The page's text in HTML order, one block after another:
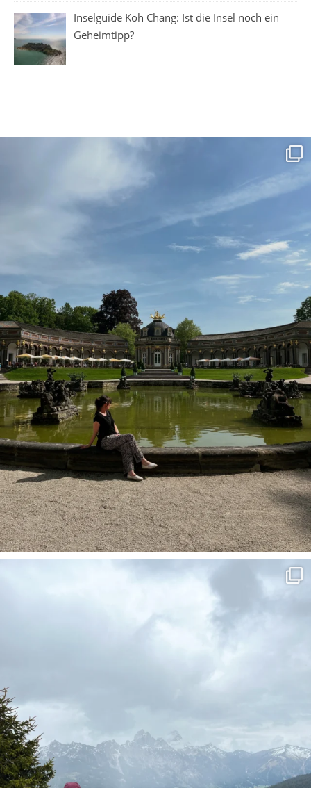
Inselguide Koh Chang: Ist die Insel noch ein
Geheimtipp?
Lust auf einen Städtetrip innerhalb Deutschlan
Frühling im Tannheimer Tal haben wir uns irgen